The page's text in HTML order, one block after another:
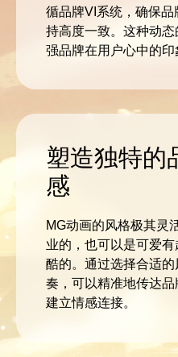
循品牌VI系统，确保
持高度一致。这种动
强品牌在用户心中的印
塑造独特的
感
MG动画的风格极其
业的，也可以是可爱
酷的。通过选择合适
奏，可以精准地传达
建立情感连接。